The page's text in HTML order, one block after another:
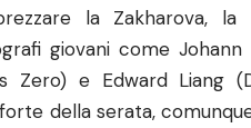
la Zakharova, la
giovani come Johann
Zero) e Edward Liang
della serata,